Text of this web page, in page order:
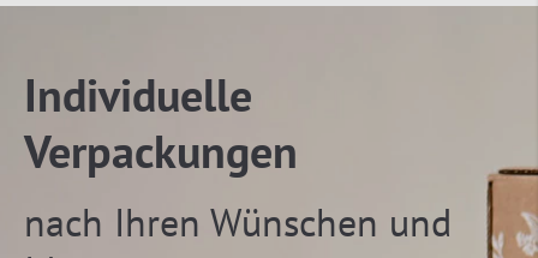
Individuelle
Verpackungen
nach Ihren Wünschen und